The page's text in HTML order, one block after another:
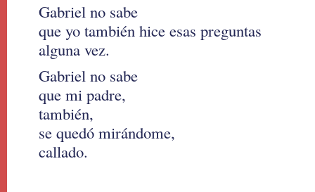
Gabriel no sabe
que yo también hice esas preguntas
alguna vez.
Gabriel no sabe
que mi padre,
también,
se quedó mirándome,
callado.